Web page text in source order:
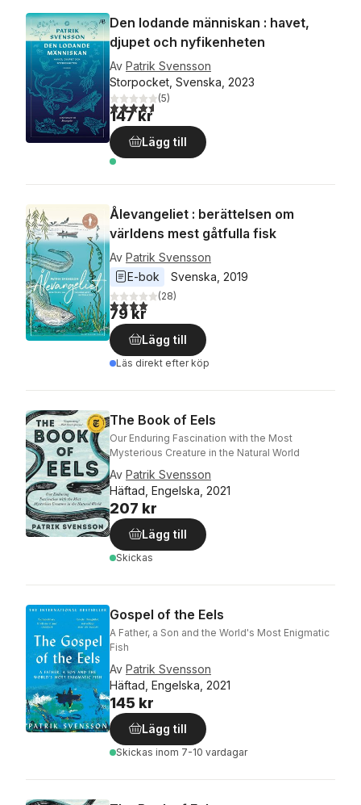
Den lodande människan : havet,
djupet och nyfikenheten
Av Patrik Svensson
Storpocket, Svenska, 2023
4,6utav 5 stjärnor. Totalt antal röster:
(5)
147 kr
Lägg till
Ålevangeliet : berättelsen om
världens mest gåtfulla fisk
Av Patrik Svensson
E-bok
Svenska 2019
4,0utav 5 stjärnor. Totalt antal röster:
(28)
79 kr
Lägg till
Läs direkt efter köp
The Book of Eels
Our Enduring Fascination with the Most
Mysterious Creature in the Natural World
Av Patrik Svensson
Häftad, Engelska, 2021
207 kr
Lägg till
Skickas
Gospel of the Eels
A Father, a Son and the World's Most Enigmatic
Fish
Av Patrik Svensson
Häftad, Engelska, 2021
145 kr
Lägg till
Skickas inom 7-10 vardagar